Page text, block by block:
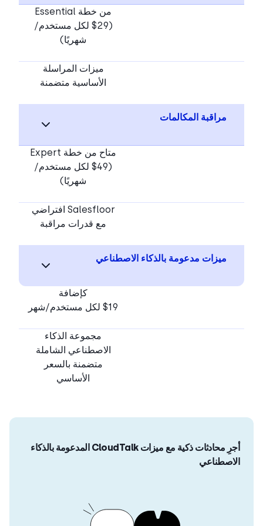
من خطة Essential
($29 لكل مستخدم/
شهريًا)
ميزات المراسلة
الأساسية متضمنة
مراقبة المكالمات
متاح من خطة Expert
($49 لكل مستخدم/
شهريًا)
Salesfloor افتراضي
مع قدرات مراقبة
ميزات مدعومة بالذكاء الاصطناعي
كإضافة
مجموعة الذكاء
الاصطناعي الشاملة
متضمنة بالسعر
الأساسي
أجرِ محادثات ذكية مع ميزات CloudTalk المدعومة بالذكاء
الاصطناعي